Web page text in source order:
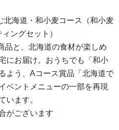
北海道・和小麦コース（和小麦
ングセット）
品と、北海道の食材が楽しめ
にお届け。おうちでも「和小
よう、Aコース賞品「北海道で
ベントメニューの一部を再現
います。
がございます